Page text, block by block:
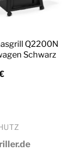
Q2200N
Schwarz